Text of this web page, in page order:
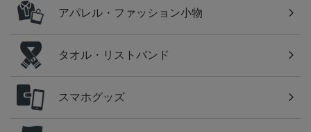
アパレル・ファッション小物
タオル・リストバンド
スマホグッズ